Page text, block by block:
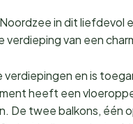
in dit liefdevol
van een
en is
heeft een
De twee balkons, één